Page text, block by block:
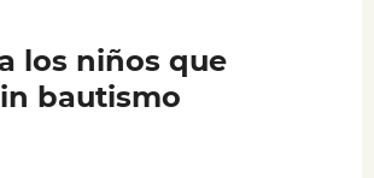
los niños que
bautismo